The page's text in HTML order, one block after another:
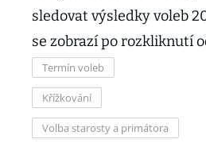
sledovat výsledky voleb
se zobrazí po rozkliknutí
Termín voleb
Křížkování
Volba starosty a primátora